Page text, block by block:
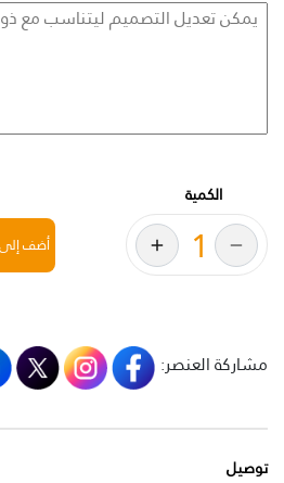
الكمية
أضف
مشاركة العنصر:
توصيل